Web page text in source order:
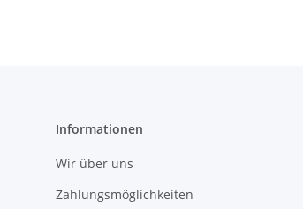
Informationen
Wir über uns
Zahlungsmöglichkeiten